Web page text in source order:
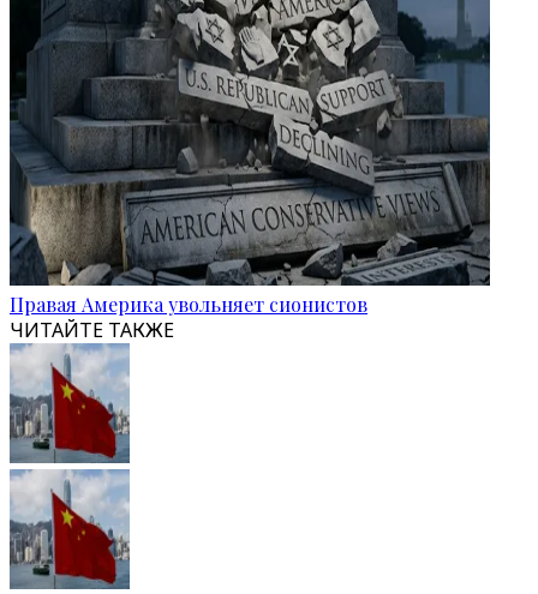
Правая Америка увольняет сионистов
ЧИТАЙТЕ ТАКЖЕ